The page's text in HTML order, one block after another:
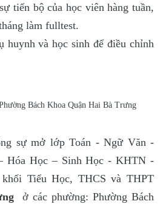
tiến bộ của học viên hàng tuần,
làm fulltest.
huynh và học sinh để điều chỉnh
sự mở lớp Toán - Ngữ Văn -
Hóa Học – Sinh Học - KHTN -
Tiểu Học, THCS và THPT
ở các phường: Phường Bách